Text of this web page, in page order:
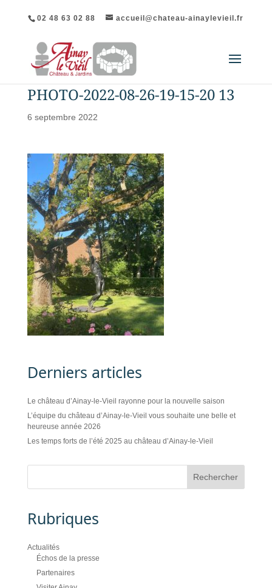
02 48 63 02 88 accueil@chateau-ainaylevieil.fr
PHOTO-2022-08-26-19-15-20 13
6 septembre 2022
Derniers articles
Le château d’Ainay-le-Vieil rayonne pour la nouvelle saison
L’équipe du château d’Ainay-le-Vieil vous souhaite une belle et
heureuse année 2026
Les temps forts de l’été 2025 au château d’Ainay-le-Vieil
Rubriques
Actualités
Échos de la presse
Partenaires